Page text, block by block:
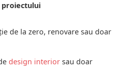
proiectului
de la zero, renovare sau doar
design interior sau doar